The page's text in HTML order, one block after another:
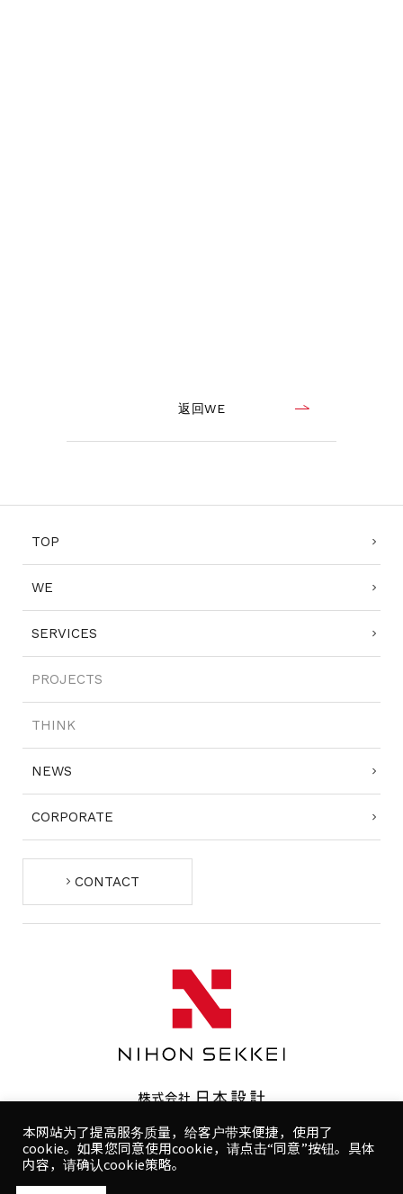
返回WE
TOP
WE
SERVICES
PROJECTS
THINK
NEWS
CORPORATE
CONTACT
遵守政策 隐私策略 我们的人权方针 健康方针 使用规则
本网站为了提高服务质量，给客户带来便捷，使用了
cookie。如果您同意使用cookie，请点击“同意”按钮。具体
内容，请确认cookie策略。